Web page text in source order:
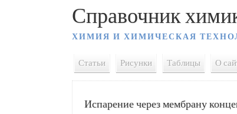
Справочник
ХИМИЯ И ХИМИЧЕСКАЯ
Статьи Рисунки Таблицы О
Испарение через мембрану